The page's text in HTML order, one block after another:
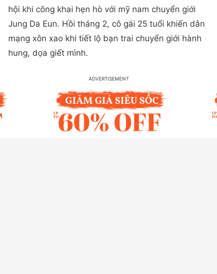
hội khi công khai hẹn hò với mỹ nam chuyển giới
Jung Da Eun. Hồi tháng 2, cô gái 25 tuổi khiến dân
mạng xôn xao khi tiết lộ bạn trai chuyển giới hành
hung, dọa giết mình.